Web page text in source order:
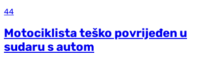
44
Motociklista teško povrijeđen u
sudaru s autom